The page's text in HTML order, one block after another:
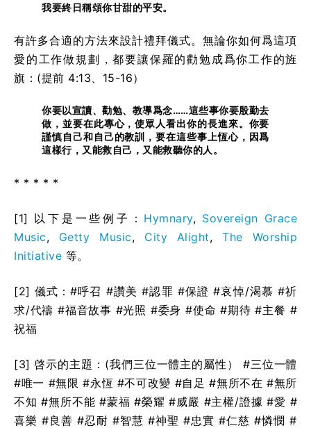
我要終日稱頌你甘甜的平安。
有許多合適的方法來設計禮拜儀式。無論你如何爲這項
愛的工作做規劃，都要讓保羅的勸勉成爲你工作的旌
旗：(提前 4:13、15-16）
你要以宣讀、勸勉、教導爲念……這些事你要殷勤去
做，並要在此專心，使眾人看出你的長進來。你要
謹慎自己和自己的教訓，要在這些事上恆心，因爲
這樣行，又能救自己，又能救聽你的人。
* * * * *
[1] 以下是一些例子： Hymnary, Sovereign Grace
Music, Getty Music, City Alight,The Worship
Initiative 等。
[2] 儀式：#呼召 #讚美 #認罪 #保證 #哀悼/渴慕 #祈
求/代禱 #福音故事 #光照 #委身 #使命 #期待 #主餐 #
祝福
[3] 啓示的主題：(我們三位一體主的屬性） #三位一體
#唯一 #無限 #永恆 #不可改變 #自足 #無所不在 #無所
不知 #無所不能 #蒙福 #榮耀 #威嚴 #主權/證據 #愛 #
喜樂 #良善 #忍耐 #智慧 #神聖 #忠實 #仁慈 #憐憫 #